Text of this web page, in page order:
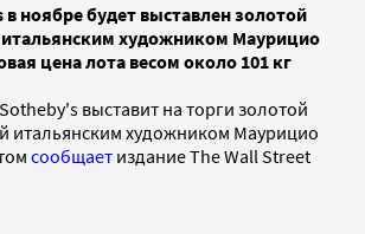
в ноябре будет выставлен золотой
художником Маурицио
цена лота весом около 101 кг
выставит на торги золотой
итальянским художником Маурицио
сообщает издание The Wall Street